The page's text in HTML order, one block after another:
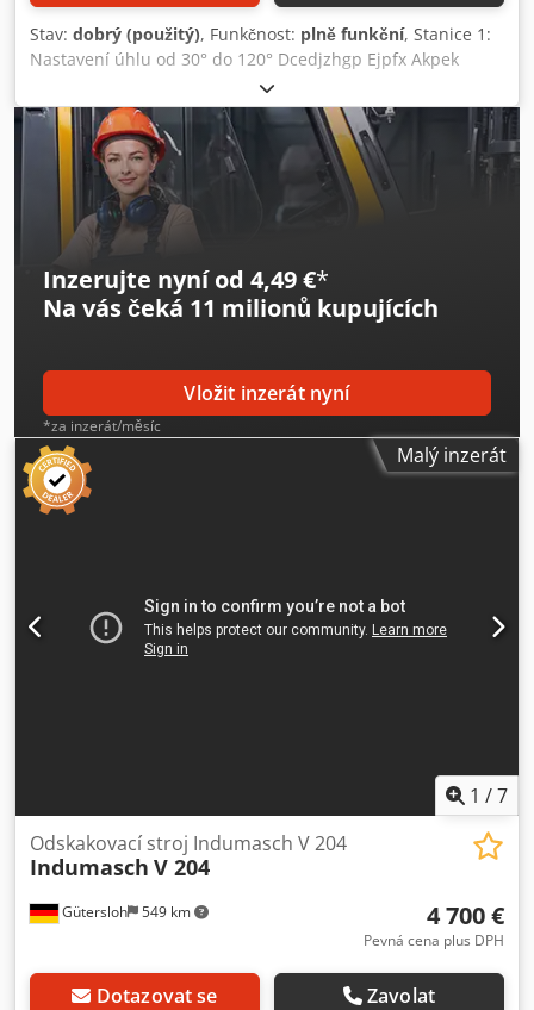
Stav: dobrý (použitý), Funkčnost: plně funkční, Stanice 1:
Nastavení úhlu od 30° do 120° Dcedjzhgp Ejpfx Akpek
Délka řezu 150 mm Stanice 2: Vyřezávání 100 x 20 mm
Inzerujte nyní od 4,49 €*
Na vás čeká 11 milionů kupujících
Vložit inzerát nyní
*za inzerát/měsíc
Malý inzerát
1 /7
Gütersloh 549 km
Odskakovací stroj Indumasch V 204
Indumasch V 204
4 700 €
Pevná cena plus DPH
Dotazovat se Zavolat